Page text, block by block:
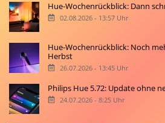
Hue-Wochenrückblick: Dann
02.08.2026 - 13:57 Uhr
Hue-Wochenrückblick: Noch
Herbst
26.07.2026 - 13:45 Uhr
Philips Hue 5.72: Update ohne
24.07.2026 - 8:25 Uhr